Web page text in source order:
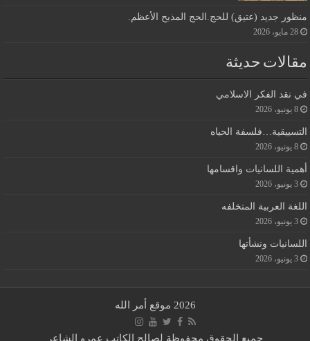
منظور جديد (عتيق) للحج.الحج المذبح الأعظم.
28 مايو، 2026
مقالات حديثة
في نقد الفكر الاسلامي
8 يونيو، 2026
التسييقية…فلسفة الحياه
8 يونيو، 2026
أهمية اللسانيات واقسامها
3 يونيو، 2026
اللغة العربية المتخلفه
3 يونيو، 2026
اللسانيات ونشأتها
3 يونيو، 2026
2026 موقع أمر الله
جميع الحقوق محفوظة لصالح الكاتب عمرو الشاعر